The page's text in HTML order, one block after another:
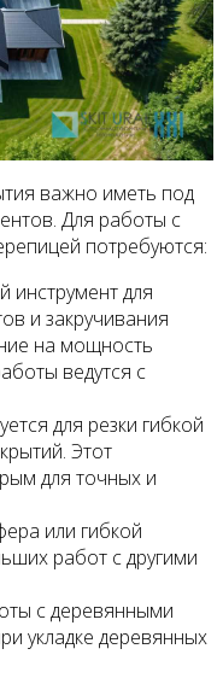
важно иметь под
Для работы с
потребуются:
инструмент для
и закручивания
на мощность
ведутся с
для резки гибкой
Этот
для точных и
или гибкой
работ с другими
с деревянными
укладке деревянных